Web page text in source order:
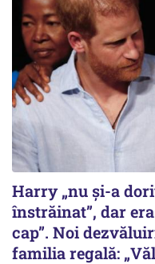
Harry „nu și-a
înstrăinat”, dar
cap”. Noi
familia regală: